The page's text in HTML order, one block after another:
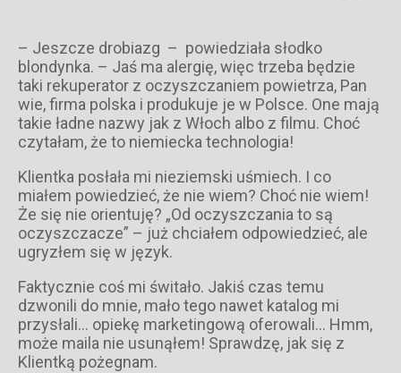
– Jeszcze drobiazg – powiedziała słodko
blondynka. – Jaś ma alergię, więc trzeba będzie
taki rekuperator z oczyszczaniem powietrza, Pan
wie, firma polska i produkuje je w Polsce. One mają
takie ładne nazwy jak z Włoch albo z filmu. Choć
czytałam, że to niemiecka technologia!
Klientka posłała mi nieziemski uśmiech. I co
miałem powiedzieć, że nie wiem? Choć nie wiem!
Że się nie orientuję? „Od oczyszczania to są
oczyszczacze” – już chciałem odpowiedzieć, ale
ugryzłem się w język.
Faktycznie coś mi świtało. Jakiś czas temu
dzwonili do mnie, mało tego nawet katalog mi
przysłali… opiekę marketingową oferowali… Hmm,
może maila nie usunąłem! Sprawdzę, jak się z
Klientką pożegnam.